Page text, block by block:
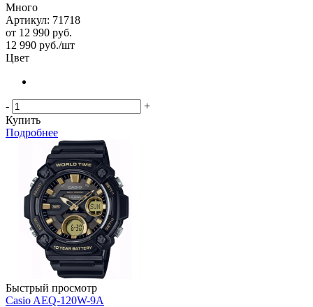
Много
Артикул: 71718
от 12 990 руб.
12 990 руб./шт
Цвет
-
+
Купить
Подробнее
Быстрый просмотр
Casio AEQ-120W-9A